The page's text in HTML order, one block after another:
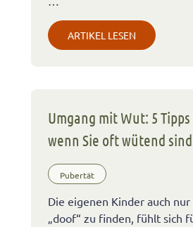
ARTIKEL LESEN
Umgang mit Wut: 5
wenn Sie oft wütend sind
Pubertät
Die eigenen Kinder auch
„doof“ zu finden, fühlt sich